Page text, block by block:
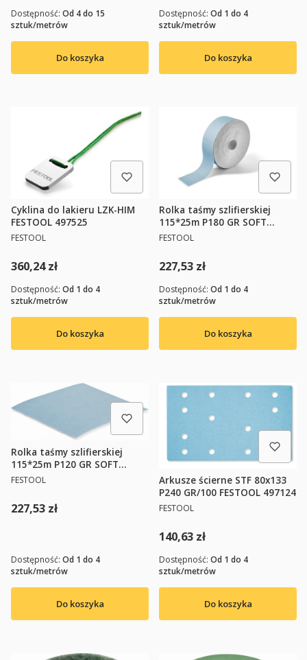
Do koszyka
Dostępność: Od 4 do 15
sztuk/metrów
Do koszyka
Dostępność: Od 1 do 4
sztuk/metrów
Cyklina do lakieru LZK-HIM
FESTOOL 497525
PRODUCENT
FESTOOL
Cena
360,24 zł
Do koszyka
Dostępność: Od 1 do 4
sztuk/metrów
Rolka taśmy szlifierskiej
115*25m P180 GR SOFT
FESTOOL 497093
PRODUCENT
FESTOOL
Cena
227,53 zł
Do koszyka
Dostępność: Od 1 do 4
sztuk/metrów
Rolka taśmy szlifierskiej
115*25m P120 GR SOFT
PRODUCENT
FESTOOL
Cena
227,53 zł
Do koszyka
Dostępność: Od 1 do 4
sztuk/metrów
Arkusze ścierne STF 80x133
P240 GR/100 FESTOOL 497124
PRODUCENT
FESTOOL
Cena
140,63 zł
Do koszyka
Dostępność: Od 1 do 4
sztuk/metrów